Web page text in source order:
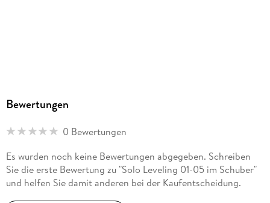
Bewertungen
0 Bewertungen
Es wurden noch keine Bewertungen abgegeben. Schreiben
Sie die erste Bewertung zu "Solo Leveling 01-05 im Schuber"
und helfen Sie damit anderen bei der Kaufentscheidung.